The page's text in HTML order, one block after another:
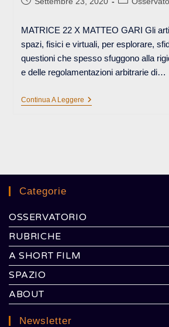
MATRICE 22 X MATTEO GARI Gli
spazi, fisici e virtuali, per esplorare,
questioni che spesso sfuggono alla
e delle regolamentazioni arbitrarie di…
Continua A LeggereLA
Categorie
OSSERVATORIO
RUBRICHE
A SHORT FILM
SPAZIO
ABOUT
Newsletter